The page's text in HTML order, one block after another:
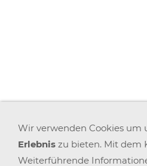
Wir verwenden Cookies um
Erlebnis zu bieten. Mit dem
Weiterführende